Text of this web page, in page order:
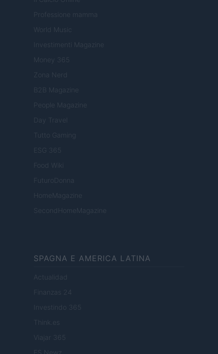
Professione mamma
World Music
Investimenti Magazine
Money 365
Zona Nerd
B2B Magazine
People Magazine
Day Travel
Tutto Gaming
ESG 365
Food Wiki
FuturoDonna
HomeMagazine
SecondHomeMagazine
SPAGNA E AMERICA LATINA
Actualidad
Finanzas 24
Investindo 365
Think.es
Viajar 365